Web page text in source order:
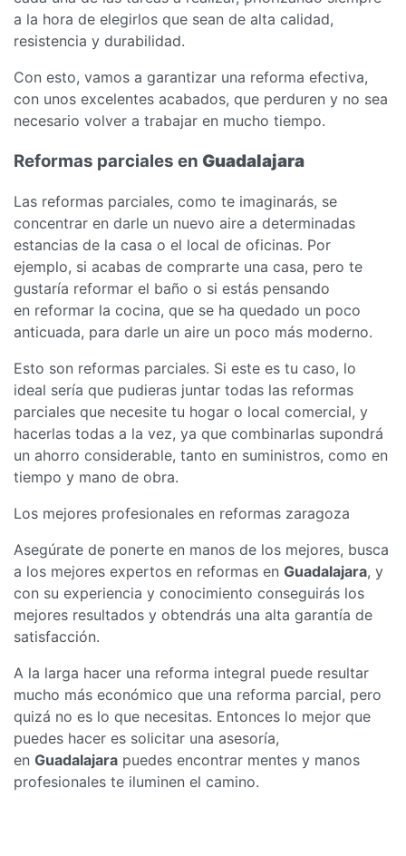
a la hora de elegirlos que sean de alta calidad,
resistencia y durabilidad.
Con esto, vamos a garantizar una reforma efectiva,
con unos excelentes acabados, que perduren y no sea
necesario volver a trabajar en mucho tiempo.
Reformas parciales en Guadalajara
Las reformas parciales, como te imaginarás, se
concentrar en darle un nuevo aire a determinadas
estancias de la casa o el local de oficinas. Por
ejemplo, si acabas de comprarte una casa, pero te
gustaría reformar el baño o si estás pensando
en reformar la cocina, que se ha quedado un poco
anticuada, para darle un aire un poco más moderno.
Esto son reformas parciales. Si este es tu caso, lo
ideal sería que pudieras juntar todas las reformas
parciales que necesite tu hogar o local comercial, y
hacerlas todas a la vez, ya que combinarlas supondrá
un ahorro considerable, tanto en suministros, como en
tiempo y mano de obra.
Los mejores profesionales en reformas zaragoza
Asegúrate de ponerte en manos de los mejores, busca
a los mejores expertos en reformas en Guadalajara, y
con su experiencia y conocimiento conseguirás los
mejores resultados y obtendrás una alta garantía de
satisfacción.
A la larga hacer una reforma integral puede resultar
mucho más económico que una reforma parcial, pero
quizá no es lo que necesitas. Entonces lo mejor que
puedes hacer es solicitar una asesoría,
en Guadalajara puedes encontrar mentes y manos
profesionales te iluminen el camino.